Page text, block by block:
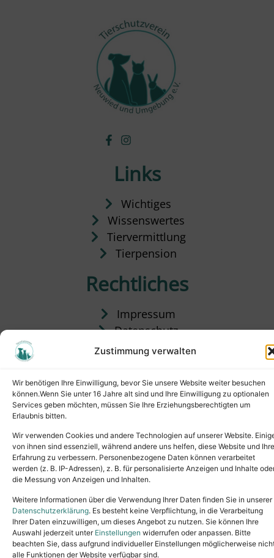
Zustimmung verwalten
Wir benötigen Ihre Einwilligung, bevor Sie unsere Website weiter besuchen
können.Wenn Sie unter 16 Jahre alt sind und Ihre Einwilligung zu optionalen
Services geben möchten, müssen Sie Ihre Erziehungsberechtigten um
Erlaubnis bitten.
Wir verwenden Cookies und andere Technologien auf unserer Website.
von ihnen sind essenziell, während andere uns helfen, diese Website und Ihre
Erfahrung zu verbessern. Personenbezogene Daten können verarbeitet
werden (z. B. IP-Adressen), z. B. für personalisierte Anzeigen und Inhalte
die Messung von Anzeigen und Inhalten.
Weitere Informationen über die Verwendung Ihrer Daten finden Sie in unserer
Datenschutzerklärung. Es besteht keine Verpflichtung, in die Verarbeitung
Ihrer Daten einzuwilligen, um dieses Angebot zu nutzen. Sie können Ihre
Auswahl jederzeit unter Einstellungen widerrufen oder anpassen. Bitte
beachten Sie, dass aufgrund individueller Einstellungen möglicherweise
alle Funktionen der Website verfügbar sind.
Links
Wichtiges
Wissenswertes
Tiervermittlung
Tierpension
Rechtliches
Impressum
Datenschutz
Satzung
Copyright © 2024. All rights reserved.
Tel.: (02631) 55356buero@tierheim-neuwied.de
Ludwigshof 1, 56567 Neuwied